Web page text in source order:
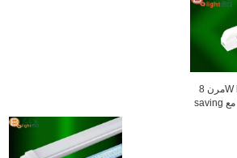
مرن 8W led أنبوب ضوء T5 energy-